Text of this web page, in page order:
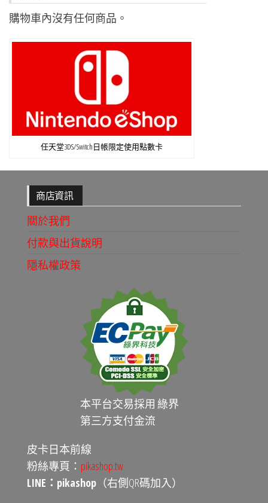
購物車內沒有任何商品。
任天堂3DS/Switch日帳限定使用點數卡
商店資訊
關於我們
付款與出貨說明
隱私權政策
本平台交易採用 綠界
第三方支付金流
皮卡日本前線
粉絲專頁： pikashop.tw
LINE：pikashop （右側QR碼加入）